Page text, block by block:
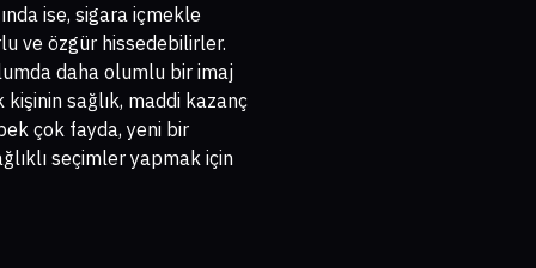
ise, sigara içmekle
ve özgür hissedebilirler.
daha olumlu bir imaj
sağlık, maddi kazanç
çok fayda, yeni bir
seçimler yapmak için